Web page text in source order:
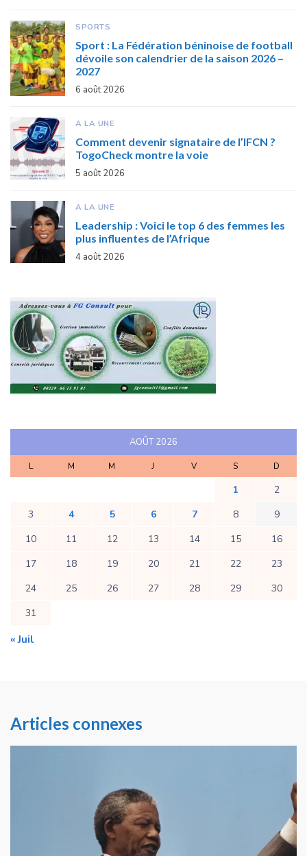
SPORTS
Sport : La Fédération béninoise de football
dévoile son calendrier de la saison 2026 –
2027
6 août 2026
A LA UNE
Comment devenir signataire de l’IFCN ?
TogoCheck montre la voie
5 août 2026
A LA UNE
Leadership : Voici le top 6 des femmes les
plus influentes de l’Afrique
4 août 2026
AOÛT 2026
L M M J V S D
1
2
3
4 5 6 7 8
9
10
11 12 13 14 15
16
17
18 19 20 21 22
23
24
25 26 27 28 29
30
31
« Juil
Articles connexes